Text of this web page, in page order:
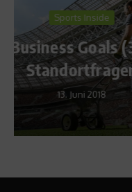
wenn